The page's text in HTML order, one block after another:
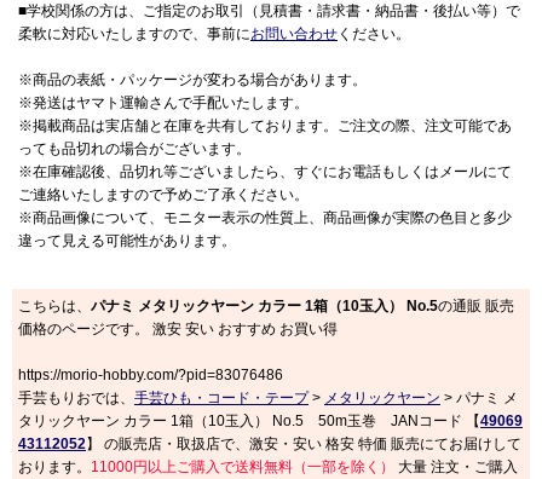
■学校関係の方は、ご指定のお取引（見積書・請求書・納品書・後払い等）で
柔軟に対応いたしますので、事前にお問い合わせ ください。
※商品の表紙・パッケージが変わる場合があります。
※発送はヤマト運輸さんで手配いたします。
※掲載商品は実店舗と在庫を共有しております。ご注文の際、注文可能であ
っても品切れの場合がございます。
※在庫確認後、品切れ等ございましたら、すぐにお電話もしくはメールにて
ご連絡いたしますので予めご了承ください。
※商品画像について、モニター表示の性質上、商品画像が実際の色目と多少
違って見える可能性があります。
こちらは、 パナミ メタリックヤーン カラー 1箱（10玉入） No.5の通販 販売
価格のページです。 激安 安い おすすめ お買い得
https://morio-hobby.com/?pid=83076486
手芸もりおでは、 手芸ひも・コード・テープ> メタリックヤーン > パナミ メ
タリックヤーン カラー 1箱（10玉入） No.5 50m玉巻 JANコード 【49069
43112052】 の販売店・取扱店で、激安・安い 格安 特価 販売にてお届けして
おります。 11000円以上ご購入で送料無料（一部を除く）
大量 注文・ご購入